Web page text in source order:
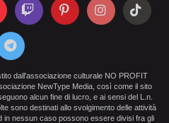
dall'associazione culturale NO PROFIT
NewType Media, così come il sito
alcun fine di lucro, e ai sensi del L.n.
sono destinati allo svolgimento delle attività
in nessun caso possono essere divisi fra gli